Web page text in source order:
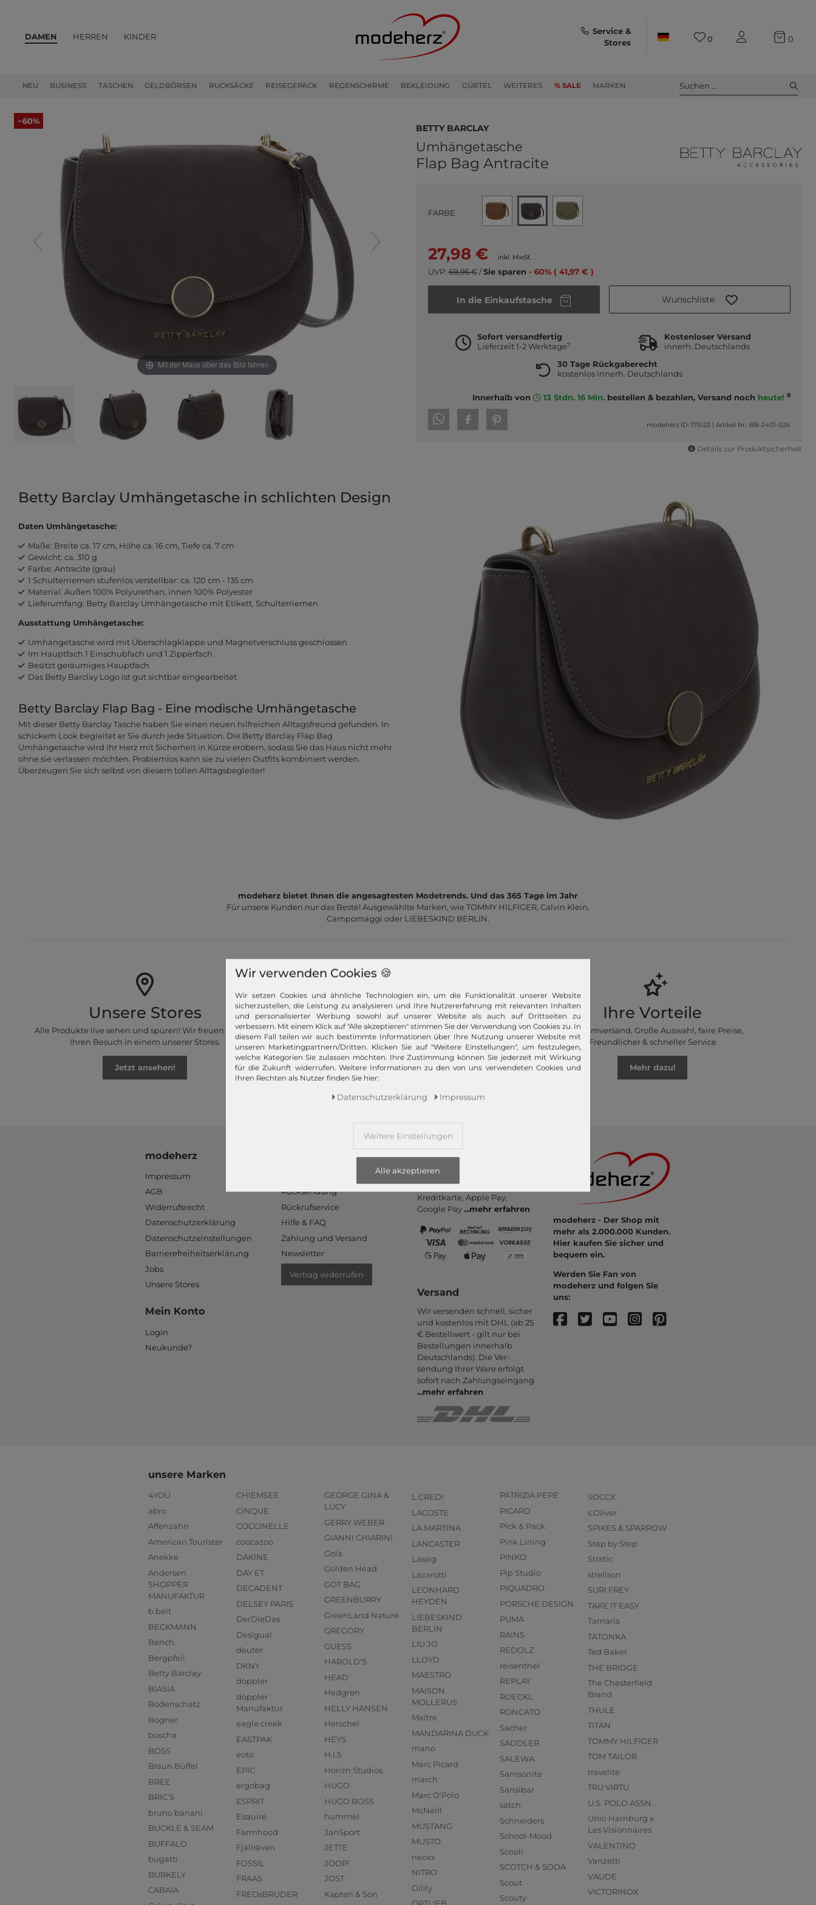
DAMEN
NEU BUSINESS TASCHEN GELDBÖRSEN RUCKSÄCKE REISEGEPÄCK REGENSCHIRME BEKLEIDUNG GÜRTEL WEITERES % SALE MARKEN
HERREN KINDER
Service &
Stores
0 0
Suchen ...
−60%
Mit der Maus über das Bild fahren
Betty Barclay
Umhängetasche
Flap Bag Antracite
FARBE
27,98 € inkl. MwSt.
UVP: 69,95 €/Sie sparen - 60% ( 41,97 € )
In die Einkaufstasche Wunschliste
Sofort versandfertig
Lieferzeit 1-2 Werktage7
Kostenloser Versand
innerh. Deutschlands
30 Tage Rückgaberecht
kostenlos innerh. Deutschlands
Innerhalb von 13 Stdn. 16 Min.bestellen & bezahlen, Versand noch heute! 8
modeherz ID: 175123 |Artikel Nr.: BB-2401-026
Details zur Produktsicherheit
Betty Barclay Umhängetasche in schlichten Design
Daten Umhängetasche:
Maße: Breite ca. 17 cm, Höhe ca. 16 cm, Tiefe ca. 7 cm
Gewicht: ca. 310 g
Farbe: Antracite (grau)
1 Schulterriemen stufenlos verstellbar: ca. 120 cm - 135 cm
Material: Außen 100% Polyurethan, innen 100% Polyester
Lieferumfang: Betty Barclay Umhängetasche mit Etikett, Schulterriemen
Ausstattung Umhängetasche:
Umhängetasche wird mit Überschlagklappe und Magnetverschluss geschlossen
Im Hauptfach 1 Einschubfach und 1 Zipperfach
Besitzt geräumiges Hauptfach
Das Betty Barclay Logo ist gut sichtbar eingearbeitet
Betty Barclay Flap Bag - Eine modische Umhängetasche
Mit dieser Betty Barclay Tasche haben Sie einen neuen hilfreichen Alltagsfreund gefunden. In
schickem Look begleitet er Sie durch jede Situation. Die Betty Barclay Flap Bag
Umhängetasche wird Ihr Herz mit Sicherheit in Kürze erobern, sodass Sie das Haus nicht mehr
ohne sie verlassen möchten. Problemlos kann sie zu vielen Outfits kombiniert werden.
Überzeugen Sie sich selbst von diesem tollen Alltagsbegleiter!
modeherz bietet Ihnen die angesagtesten Modetrends. Und das 365 Tage im Jahr
Für unsere Kunden nur das Beste! Ausgewählte Marken, wie TOMMY HILFIGER, Calvin Klein,
Campomaggi oder LIEBESKIND BERLIN.
Unsere Stores
Alle Produkte live sehen und spüren! Wir freuen uns auf
Ihren Besuch in einem unserer Stores.
Jetzt ansehen!
Schneller Versand!
Wir versenden Ihre Bestellung schnell per
Premiumversand.
Mehr dazu!
Ihre Vorteile
Premiumversand, Große Auswahl, faire Preise,
Freundlicher & schneller Service
Mehr dazu!
modeherz
Impressum
AGB
Widerrufsrecht
Datenschutzerklärung
Datenschutzeinstellungen
Barrierefreiheitserklärung
Jobs
Unsere Stores
Mein Konto
Login
Neukunde?
Rücksendung
Rückrufservice
Hilfe & FAQ
Zahlung und Versand
Newsletter
Vertrag widerrufen
Zahlungsarten
PayPal, Kauf auf Rechnung,
Amazon Pay, Vor­kasse,
Kredit­karte, Apple Pay,
Google Pay...mehr erfahren
Versand
Wir versenden schnell, sicher
und kostenlos mit DHL (ab 25
€ Bestell­wert - gilt nur bei
Bestel­lungen inner­halb
Deutsch­lands). Die Ver­
sendung Ihrer Ware er­folgt
sofort nach Zahlungs­eingang
...mehr erfahren
modeherz - Der Shop mit
mehr als 2.000.000 Kunden.
Hier kaufen Sie sicher und
bequem ein.
Werden Sie Fan von
modeherz und folgen Sie
uns:
unsere Marken
4YOU
abro
Affenzahn
American Tourister
Anekke
Andersen
SHOPPER
MANUFAKTUR
b.belt
BECKMANN
Bench.
Bergpfeil
Betty Barclay
BIASIA
Bodenschatz
Bogner
boscha
BOSS
Braun Büffel
BREE
BRIC'S
bruno banani
BUCKLE & SEAM
BUFFALO
bugatti
BURKELY
CABAIA
CHIEMSEE
CINQUE
COCCINELLE
coocazoo
DAKINE
DAY ET
DECADENT
DELSEY PARIS
DerDieDas
Desigual
deuter
DKNY
doppler
doppler
Manufaktur
eagle creek
EASTPAK
eoto
EPIC
ergobag
ESPRIT
Esquire
Farmhood
Fjällräven
FOSSIL
FRAAS
FREDsBRUDER
GEORGE GINA &
LUCY
GERRY WEBER
GIANNI CHIARINI
Gola
Golden Head
GOT BAG
GREENBURRY
GreenLand Nature
GREGORY
GUESS
HAROLD'S
HEAD
Hedgren
HELLY HANSEN
Herschel
HEYS
H.I.S
Horizn Studios
HUGO
HUGO BOSS
hummel
JanSport
JETTE
JOOP!
JOST
Kapten & Son
L.CREDI
LACOSTE
LA MARTINA
LANCASTER
Lässig
Lazarotti
LEONHARD
HEYDEN
LIEBESKIND
BERLIN
LIU JO
LLOYD
MAESTRO
MAISON
MOLLERUS
Maître
MANDARINA DUCK
mano
Marc Picard
march
Marc O'Polo
McNeill
MUSTANG
MUSTO
neoxx
NITRO
Oilily
PATRIZIA PEPE
PICARD
Pick & Pack
Pink Lining
PINKO
Pip Studio
PIQUADRO
PORSCHE DESIGN
PUMA
RAINS
REDOLZ
reisenthel
REPLAY
ROECKL
RONCATO
Sacher
SADDLER
SALEWA
Samsonite
Sansibar
satch
Schneiders
School-Mood
Scooli
SCOTCH & SODA
Scout
Scouty
SOCCX
s.Oliver
SPIKES & SPARROW
Step by Step
Stratic
strellson
SURI FREY
TAKE IT EASY
Tamaris
TATONKA
Ted Baker
THE BRIDGE
The Chesterfield
Brand
THULE
TITAN
TOMMY HILFIGER
TOM TAILOR
travelite
TRU VIRTU
U.S. POLO ASSN.
Unio Hamburg x
Les Visionnaires
VALENTINO
Vanzetti
VAUDE
VICTORINOX
Wir verwenden Cookies 🍪
Wir setzen Cookies und ähnliche Technologien ein, um die Funktionalität unserer Website
sicherzustellen, die Leistung zu analysieren und Ihre Nutzererfahrung mit relevanten Inhalten
und personalisierter Werbung sowohl auf unserer Website als auch auf Drittseiten zu
verbessern. Mit einem Klick auf "Alle akzeptieren" stimmen Sie der Verwendung von Cookies zu. In
diesem Fall teilen wir auch bestimmte Informationen über Ihre Nutzung unserer Website mit
unseren Marketingpartnern/Dritten. Klicken Sie auf "Weitere Einstellungen", um festzulegen,
welche Kategorien Sie zulassen möchten. Ihre Zustimmung können Sie jederzeit mit Wirkung
für die Zukunft widerrufen. Weitere Informationen zu den von uns verwendeten Cookies und
Ihren Rechten als Nutzer finden Sie hier:
Daten­schutz­erklärung Impressum
Weitere Einstellungen
Alle akzeptieren